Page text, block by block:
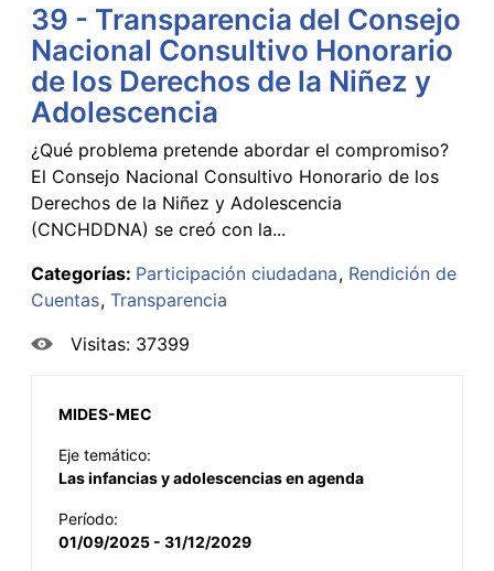
39 - Transparencia del Consejo
Nacional Consultivo Honorario
de los Derechos de la Niñez y
Adolescencia
¿Qué problema pretende abordar el compromiso?
El Consejo Nacional Consultivo Honorario de los
Derechos de la Niñez y Adolescencia
(CNCHDDNA) se creó con la...
Categorías: Participación ciudadana Rendición de
Cuentas Transparencia
Visitas: 37399
MIDES-MEC
Eje temático:
Las infancias y adolescencias en agenda
Período:
01/09/2025 - 31/12/2029